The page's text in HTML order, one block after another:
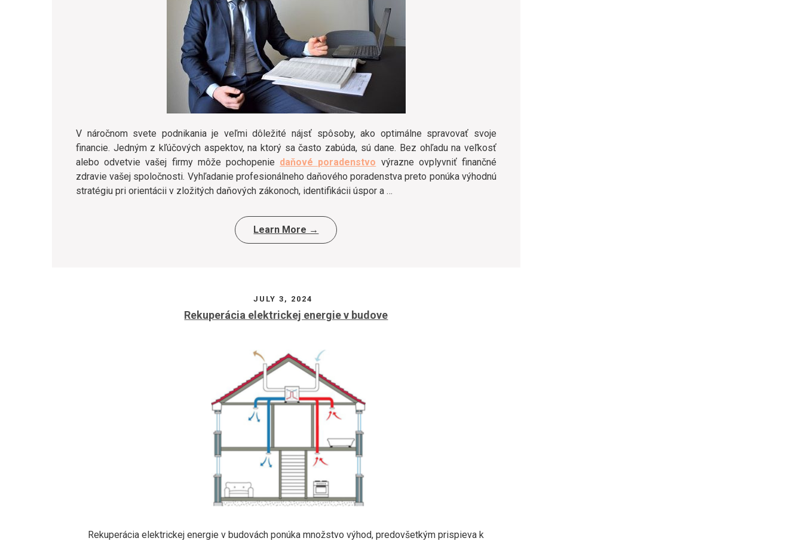
V náročnom svete podnikania je veľmi dôležité nájsť spôsoby, ako optimálne spravovať svoje
financie. Jedným z kľúčových aspektov, na ktorý sa často zabúda, sú dane. Bez ohľadu na veľkosť
alebo odvetvie vašej firmy môže pochopenie daňové poradenstvo výrazne ovplyvniť finančné
zdravie vašej spoločnosti. Vyhľadanie profesionálneho daňového poradenstva preto ponúka výhodnú
stratégiu pri orientácii v zložitých daňových zákonoch, identifikácii úspor a …
Learn More →
JULY 3, 2024
Rekuperácia elektrickej energie v budove
Rekuperácia elektrickej energie v budovách ponúka množstvo výhod, predovšetkým prispieva k